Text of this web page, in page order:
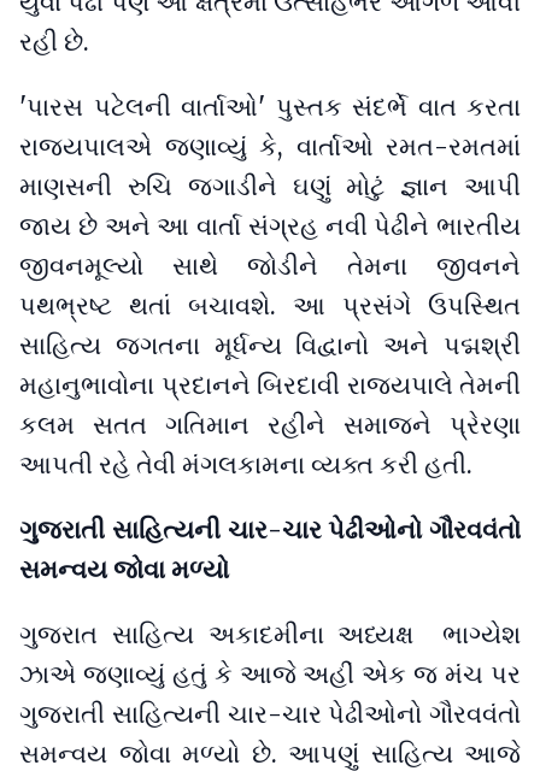
રહી છે.
'પારસ પટેલની વાર્તાઓ' પુસ્તક સંદર્ભે વાત કરતા
રાજ્યપાલએ જણાવ્યું કે, વાર્તાઓ રમત-રમતમાં
માણસની રુચિ જગાડીને ઘણું મોટું જ્ઞાન આપી
જાય છે અને આ વાર્તા સંગ્રહ નવી પેઢીને ભારતીય
જીવનમૂલ્યો સાથે જોડીને તેમના જીવનને
પથભ્રષ્ટ થતાં બચાવશે. આ પ્રસંગે ઉપસ્થિત
સાહિત્ય જગતના મૂર્ધન્ય વિદ્વાનો અને પદ્મશ્રી
મહાનુભાવોના પ્રદાનને બિરદાવી રાજ્યપાલે તેમની
કલમ સતત ગતિમાન રહીને સમાજને પ્રેરણા
આપતી રહે તેવી મંગલકામના વ્યક્ત કરી હતી.
ગુજરાતી સાહિત્યની ચાર-ચાર પેઢીઓનો ગૌરવવંતો
સમન્વય જોવા મળ્યો
ગુજરાત સાહિત્ય અકાદમીના અધ્યક્ષ ભાગ્યેશ
ઝાએ જણાવ્યું હતું કે આજે અહીં એક જ મંચ પર
ગુજરાતી સાહિત્યની ચાર-ચાર પેઢીઓનો ગૌરવવંતો
સમન્વય જોવા મળ્યો છે. આપણું સાહિત્ય આજે